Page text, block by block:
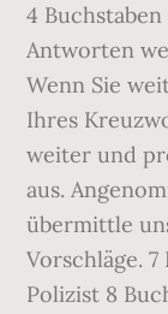
4
Antworten
Wenn Sie
Ihres
weiter und
aus.
übermittle
Vorschläge.
Polizist 8